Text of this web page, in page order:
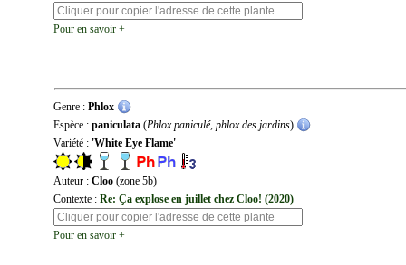
Pour en savoir +
Genre : Phlox
Espèce : paniculata (Phlox paniculé, phlox des jardins)
Variété : 'White Eye Flame'
Auteur : Cloo (zone 5b)
Contexte : Re: Ça explose en juillet chez Cloo! (2020)
Pour en savoir +